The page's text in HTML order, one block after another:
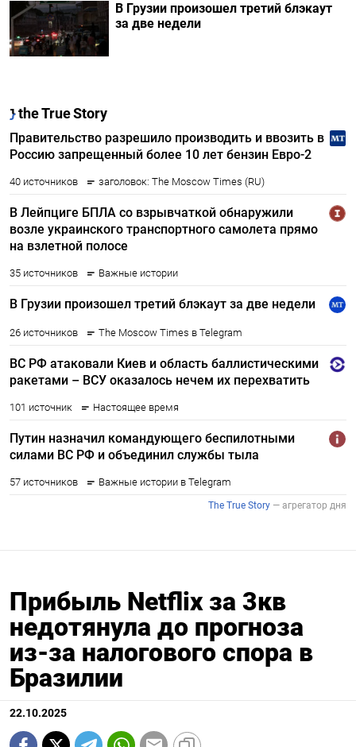
В Грузии произошел третий блэкаут
за две недели
Прибыль Netflix за 3кв
недотянула до прогноза
из-за налогового спора в
Бразилии
22.10.2025